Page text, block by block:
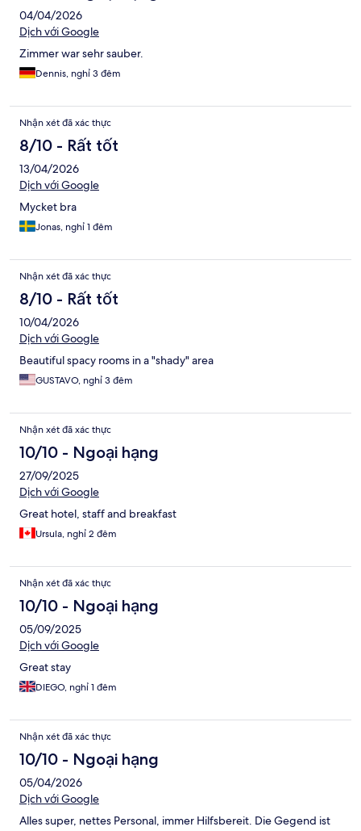
04/04/2026
Dịch với Google
Zimmer war sehr sauber.
Dennis, nghỉ 3 đêm
Nhận xét đã xác thực
8/10 - Rất tốt
13/04/2026
Dịch với Google
Mycket bra
Jonas, nghỉ 1 đêm
Nhận xét đã xác thực
8/10 - Rất tốt
10/04/2026
Dịch với Google
Beautiful spacy rooms in a "shady" area
GUSTAVO, nghỉ 3 đêm
Nhận xét đã xác thực
10/10 - Ngoại hạng
27/09/2025
Dịch với Google
Great hotel, staff and breakfast
Ursula, nghỉ 2 đêm
Nhận xét đã xác thực
10/10 - Ngoại hạng
05/09/2025
Dịch với Google
Great stay
DIEGO, nghỉ 1 đêm
Nhận xét đã xác thực
10/10 - Ngoại hạng
05/04/2026
Dịch với Google
Alles super, nettes Personal, immer Hilfsbereit. Die Gegend ist